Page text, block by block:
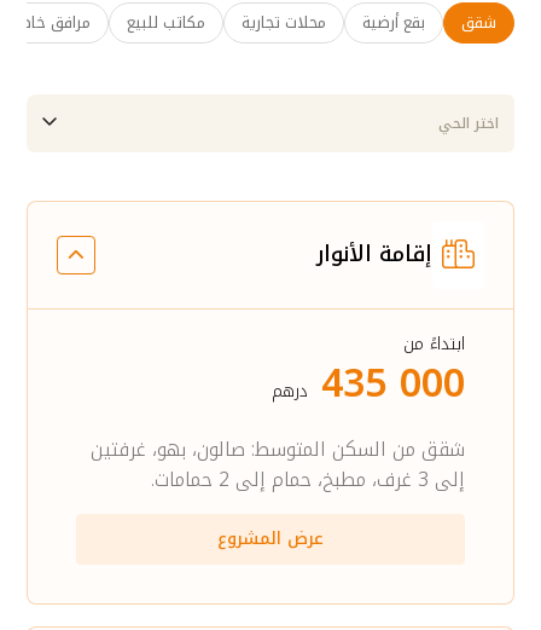
شقق بقع أرضية محلات تجارية مكاتب للبيع مرافق خاصة
اختر الحي
إقامة الأنوار
ابتداءً من
435 000 درهم
شقق من السكن المتوسط: صالون، بهو، غرفتين
إلى 3 غرف، مطبخ، حمام إلى 2 حمامات.
عرض المشروع